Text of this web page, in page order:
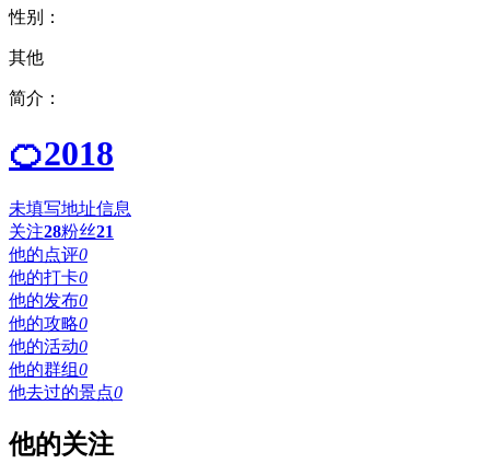
性别：
其他
简介：
🍊2018
未填写地址信息
关注28粉丝21
他的点评0
他的打卡0
他的发布0
他的攻略0
他的活动0
他的群组0
他去过的景点0
他的关注